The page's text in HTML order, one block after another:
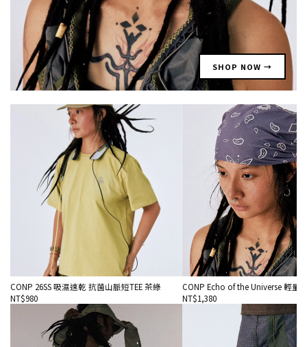
SHOP NOW →
CONP 26SS 吸濕速乾 抗菌山脈短TEE 茶綠
NT$980
CONP Echo of the Universe 輕量
NT$1,380